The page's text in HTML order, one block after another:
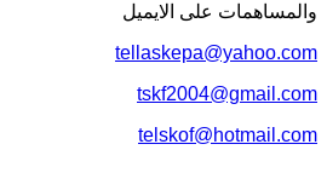
والمساهمات علی الایمیل
tellaskepa@yahoo.com
tskf2004@gmail.com
telskof@hotmail.com